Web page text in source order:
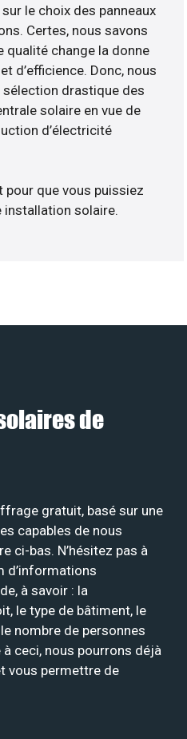
le choix des panneaux
Certes, nous savons
qualité change la donne
d’efficience. Donc, nous
sélection drastique des
solaire en vue de
d’électricité
pour que vous puissiez
installation solaire.
de
gratuit, basé sur une
capables de nous
ci-bas. N’hésitez pas à
d’informations
à savoir : la
le type de bâtiment, le
nombre de personnes
ceci, nous pourrons déjà
vous permettre de